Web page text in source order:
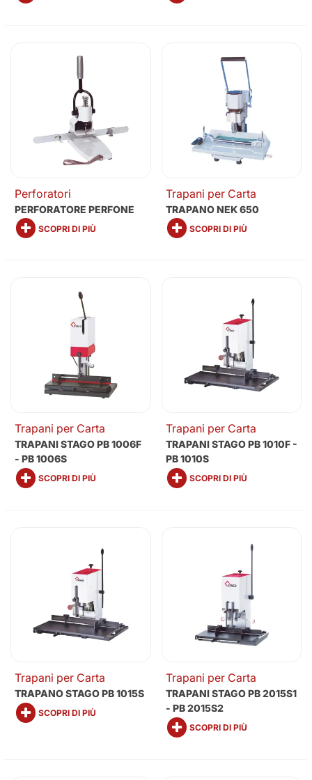
Perforatori
PERFORATORE PERFONE
SCOPRI DI PIÙ
Trapani per Carta
TRAPANO NEK 650
SCOPRI DI PIÙ
Trapani per Carta
TRAPANI STAGO PB 1006F
- PB 1006S
SCOPRI DI PIÙ
Trapani per Carta
TRAPANI STAGO PB 1010F -
PB 1010S
SCOPRI DI PIÙ
Trapani per Carta
TRAPANO STAGO PB 1015S
SCOPRI DI PIÙ
Trapani per Carta
TRAPANI STAGO PB 2015S1
- PB 2015S2
SCOPRI DI PIÙ